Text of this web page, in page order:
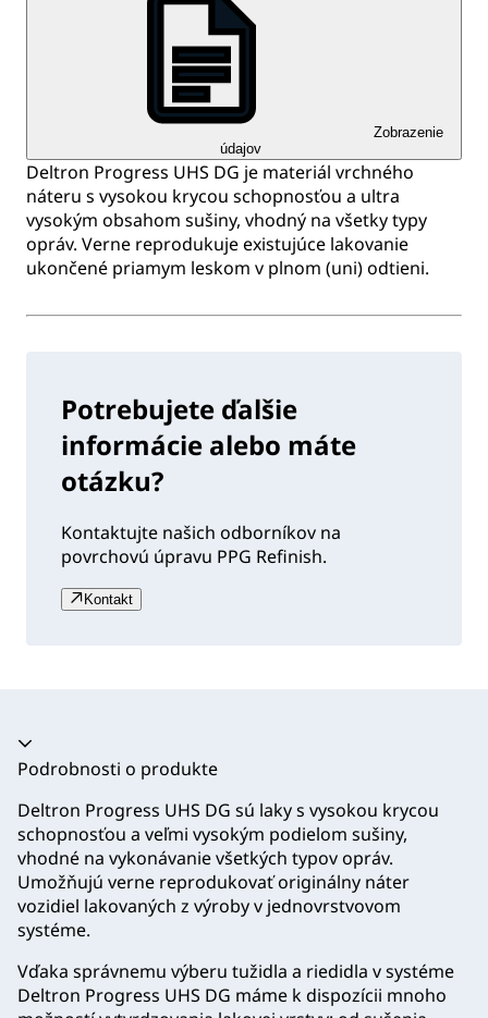
Zobrazenie
údajov
Deltron Progress UHS DG je materiál vrchného
náteru s vysokou krycou schopnosťou a ultra
vysokým obsahom sušiny, vhodný na všetky typy
opráv. Verne reprodukuje existujúce lakovanie
ukončené priamym leskom v plnom (uni) odtieni.
Potrebujete ďalšie
informácie alebo máte
otázku?
Kontaktujte našich odborníkov na
povrchovú úpravu PPG Refinish.
Kontakt
Akordeón sa zrútil
Podrobnosti o produkte
Deltron Progress UHS DG sú laky s vysokou krycou
schopnosťou a veľmi vysokým podielom sušiny,
vhodné na vykonávanie všetkých typov opráv.
Umožňujú verne reprodukovať originálny náter
vozidiel lakovaných z výroby v jednovrstvovom
systéme.
Vďaka správnemu výberu tužidla a riedidla v systéme
Deltron Progress UHS DG máme k dispozícii mnoho